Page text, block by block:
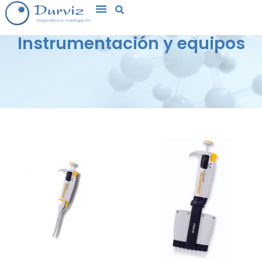
Instrumentación y equipos